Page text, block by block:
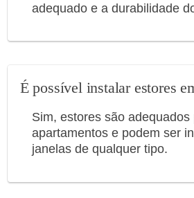
adequado e a durabilidade
É possível instalar estores
Sim, estores são adequados
apartamentos e podem ser
janelas de qualquer tipo.